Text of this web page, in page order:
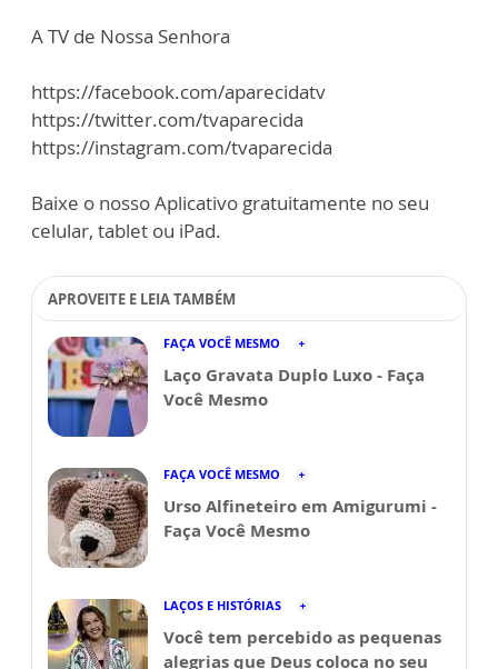
A TV de Nossa Senhora
https://facebook.com/aparecidatv
https://twitter.com/tvaparecida
https://instagram.com/tvaparecida
Baixe o nosso Aplicativo gratuitamente no seu
celular, tablet ou iPad.
APROVEITE E LEIA TAMBÉM
FAÇA VOCÊ MESMO
Laço Gravata Duplo Luxo - Faça
Você Mesmo
FAÇA VOCÊ MESMO
Urso Alfineteiro em Amigurumi -
Faça Você Mesmo
LAÇOS E HISTÓRIAS
Você tem percebido as pequenas
alegrias que Deus coloca no seu